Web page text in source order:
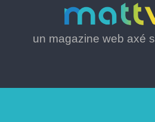
un magazine web axé